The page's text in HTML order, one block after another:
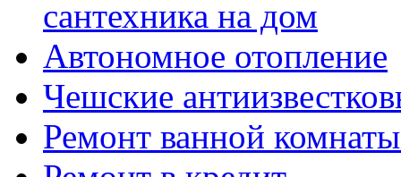
сантехника на дом
Автономное отопление
Чешские
Ремонт ванной